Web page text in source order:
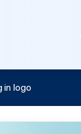
in logo